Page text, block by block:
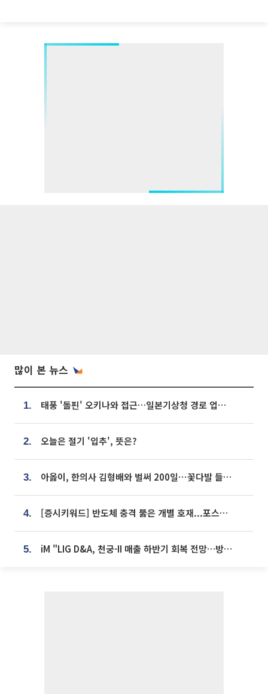
많이 본 뉴스
1. 태풍 '돌핀' 오키나와 접근…일본기상청 경로 업데이트
2. 오늘은 절기 '입추', 뜻은?
3. 아옳이, 한의사 김형배와 벌써 200일⋯꽃다발 들고 "프러포즈 아냐"
4. [증시키워드] 반도체 충격 뚫은 개별 호재...포스코퓨처엠·에코프로·한화솔루션 '눈길'
5. iM "LIG D&A, 천궁-II 매출 하반기 회복 전망…방산 톱픽 유지"